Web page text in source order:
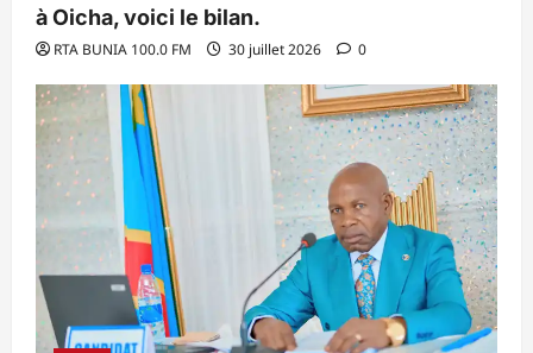
à Oicha, voici le bilan.
RTA BUNIA 100.0 FM 30 juillet 2026 0